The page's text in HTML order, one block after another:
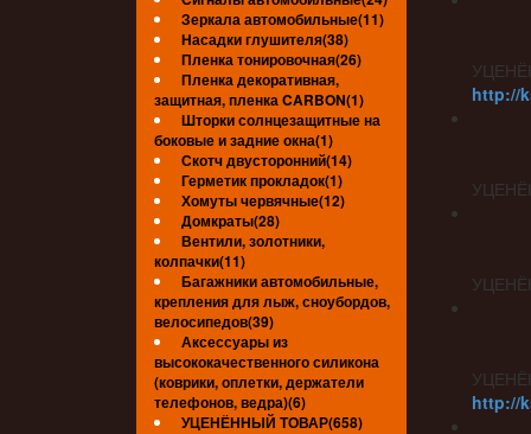
Зеркала автомобильные(11)
Насадки глушителя(38)
Пленка тонировочная(26)
Пленка декоративная,
защитная, пленка CARBON(1)
Шторки солнцезащитные на
боковые и задние окна(1)
Скотч двусторонний(14)
Герметик прокладок(1)
Хомуты червячные(12)
Домкраты(28)
Вентили, золотники,
колпачки(11)
Багажники автомобильные,
крепления для лыж, сноубордов,
велосипедов(39)
Аксессуары из
высококачественного силикона
(коврики, оплетки, держатели
телефонов, ведра)(6)
УЦЕНЁННЫЙ ТОВАР(658)
http://
http://